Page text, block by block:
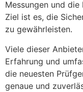
Messungen und
Ziel ist es, die
zu gewährleisten.
Viele dieser
Erfahrung und
die neuesten
genaue und